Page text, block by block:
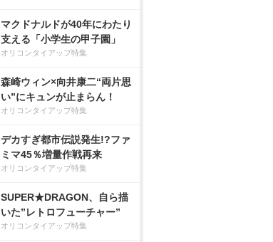
マクドナルドが40年にわたり
支える「小学生の甲子園」
オリコンタイアップ特集
森崎ウィン×向井康二“両片思
い”にキュンが止まらん！
オリコンタイアップ特集
デカすぎ都市伝説発生!?ファ
ミマ45％増量作戦再来
オリコンタイアップ特集
SUPER★DRAGON、自ら描
いた”レトロフューチャー”
オリコンタイアップ特集